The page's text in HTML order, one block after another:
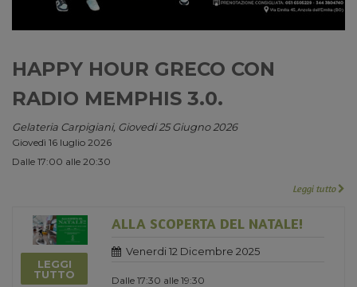
HAPPY HOUR GRECO CON
RADIO MEMPHIS 3.0.
Gelateria Carpigiani, Giovedi 25 Giugno 2026
Giovedì 16 luglio 2026
Dalle 17:00 alle 20:30
Leggi tutto
LEGGI
TUTTO
ALLA SCOPERTA DEL NATALE!
Venerdi 12 Dicembre 2025
Dalle 17:30 alle 19:30